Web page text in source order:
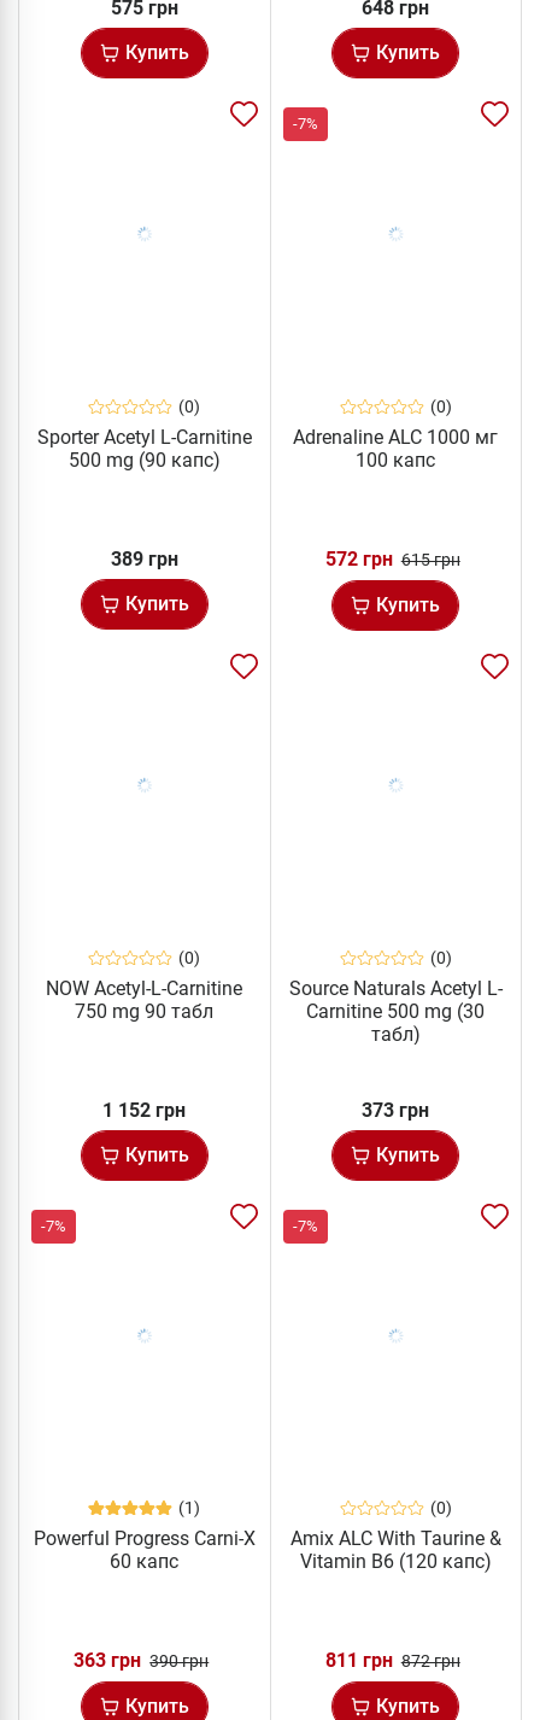
575 грн
Купить
648 грн
Купить
(0)
Sporter Acetyl L-Carnitine
500 mg (90 капс)
389 грн
Купить
-7%
(0)
Adrenaline ALC 1000 мг
100 капс
572 грн 615 грн
Купить
(0)
NOW Acetyl-L-Carnitine
750 mg 90 табл
1 152 грн
Купить
(0)
Source Naturals Acetyl L-
Carnitine 500 mg (30
табл)
373 грн
Купить
-7%
(1)
Powerful Progress Carni-X
60 капс
363 грн 390 грн
Купить
-7%
(0)
Amix ALC With Taurine &
Vitamin B6 (120 капс)
811 грн 872 грн
Купить